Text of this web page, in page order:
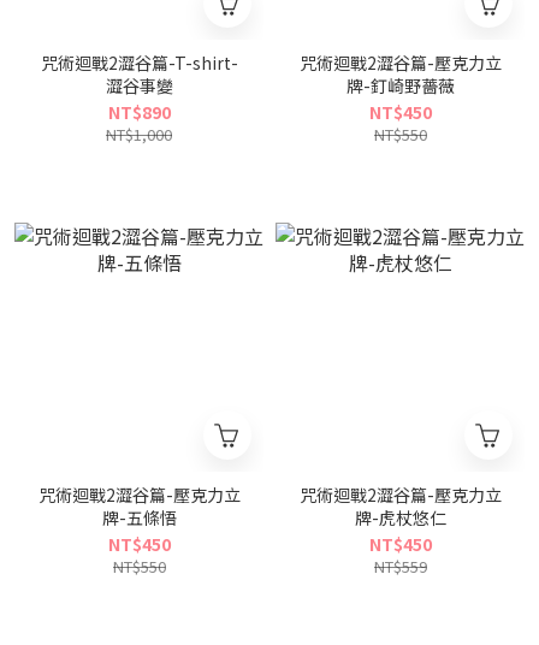
咒術迴戰2澀谷篇-T-shirt-
澀谷事變
NT$890
NT$1,000
咒術迴戰2澀谷篇-壓克力立
牌-釘崎野薔薇
NT$450
NT$550
咒術迴戰2澀谷篇-壓克力立
牌-五條悟
NT$450
NT$550
咒術迴戰2澀谷篇-壓克力立
牌-虎杖悠仁
NT$450
NT$559